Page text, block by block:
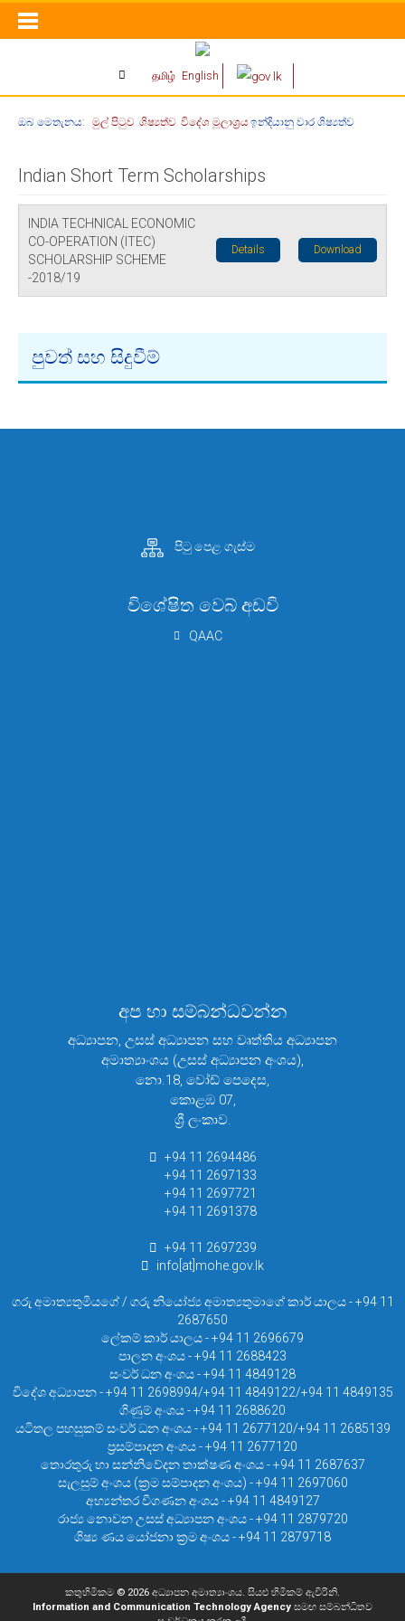
தமிழ் English
ඔබ මෙතැනය: මුල් පිටුව ශිෂ්‍යත්ව විදේශ මූලාශ්‍රය​ඉන්දියානු වාර ශිෂ්‍යත්ව
Indian Short Term Scholarships
INDIA TECHNICAL ECONOMIC
CO-OPERATION (ITEC)
SCHOLARSHIP SCHEME
-2018/19
Details Download
පුවත් සහ සිදුවීම්
පිටු පෙළ ගැස්ම
විශේෂිත වෙබ් අඩවි
QAAC
අප හා සම්බන්ධවන්න
අධ්‍යාපන, උසස් අධ්‍යාපන සහ වෘත්තිය අධ්‍යාපන
අමාත්‍යාංශය (උසස් අධ්‍යාපන අංශය),
නො.18, වෝඩ් පෙදෙස,
කොළඹ 07,
ශ්‍රී ලංකාව.
+94 11 2694486
+94 11 2697133
+94 11 2697721
+94 11 2691378
+94 11 2697239
info[at]mohe.gov.lk
ගරු අමාත්‍යතුමියගේ / ගරු නියෝජ්‍ය අමාත්‍යතුමාගේ කාර් යාලය - +94 11
2687650
ලේකම් කාර් යාලය - +94 11 2696679
පාලන අංශය - +94 11 2688423
සංවර් ධන අංශය - +94 11 4849128
විදේශ අධ්‍යාපන - +94 11 2698994/+94 11 4849122/+94 11 4849135
ගිණුම් අංශය - +94 11 2688620
යටිතල පහසුකම් සංවර් ධන අංශය - +94 11 2677120/+94 11 2685139
ප්‍රසම්පාදන අංශය - +94 11 2677120
තොරතුරු හා සන්නිවේදන තාක්ෂණ අංශය - +94 11 2687637
සැලසුම් අංශය (ක්‍රම සම්පාදන අංශය) - +94 11 2697060
අභ්‍යන්තර විගණන අංශය - +94 11 4849127
රාජ්‍ය නොවන උසස් අධ්‍යාපන අංශය - +94 11 2879720
ශිෂ්‍ය ණය යෝජනා ක්‍රම අංශය - +94 11 2879718
කතුහිමිකම © 2026 අධ්‍යාපන අමාත්‍යාංශය. සියළු හිමිකම් ඇවිරිනි.
Information and Communication Technology Agency සමඟ සම්බන්ධිතව